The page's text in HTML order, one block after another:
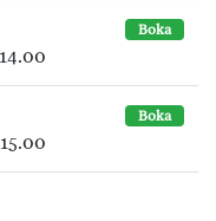
Boka
Boka